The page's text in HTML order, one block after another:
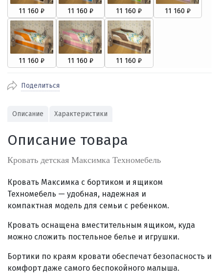
Поделиться
Описание Характеристики
Описание товара
Кровать детская Максимка Техномебель
Кровать Максимка с бортиком и ящиком
Техномебель — удобная, надежная и
компактная модель для семьи с ребенком.
Кровать оснащена вместительным ящиком, куда
можно сложить постельное белье и игрушки.
Бортики по краям кровати обеспечат безопасность и
комфорт даже самого беспокойного малыша.